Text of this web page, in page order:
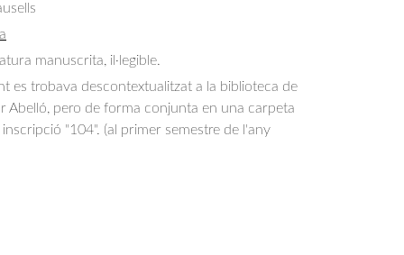
manuscrita, il·legible.
es trobava descontextualitzat a la biblioteca de
Abelló, pero de forma conjunta en una carpeta
"104". (al primer semestre de l'any